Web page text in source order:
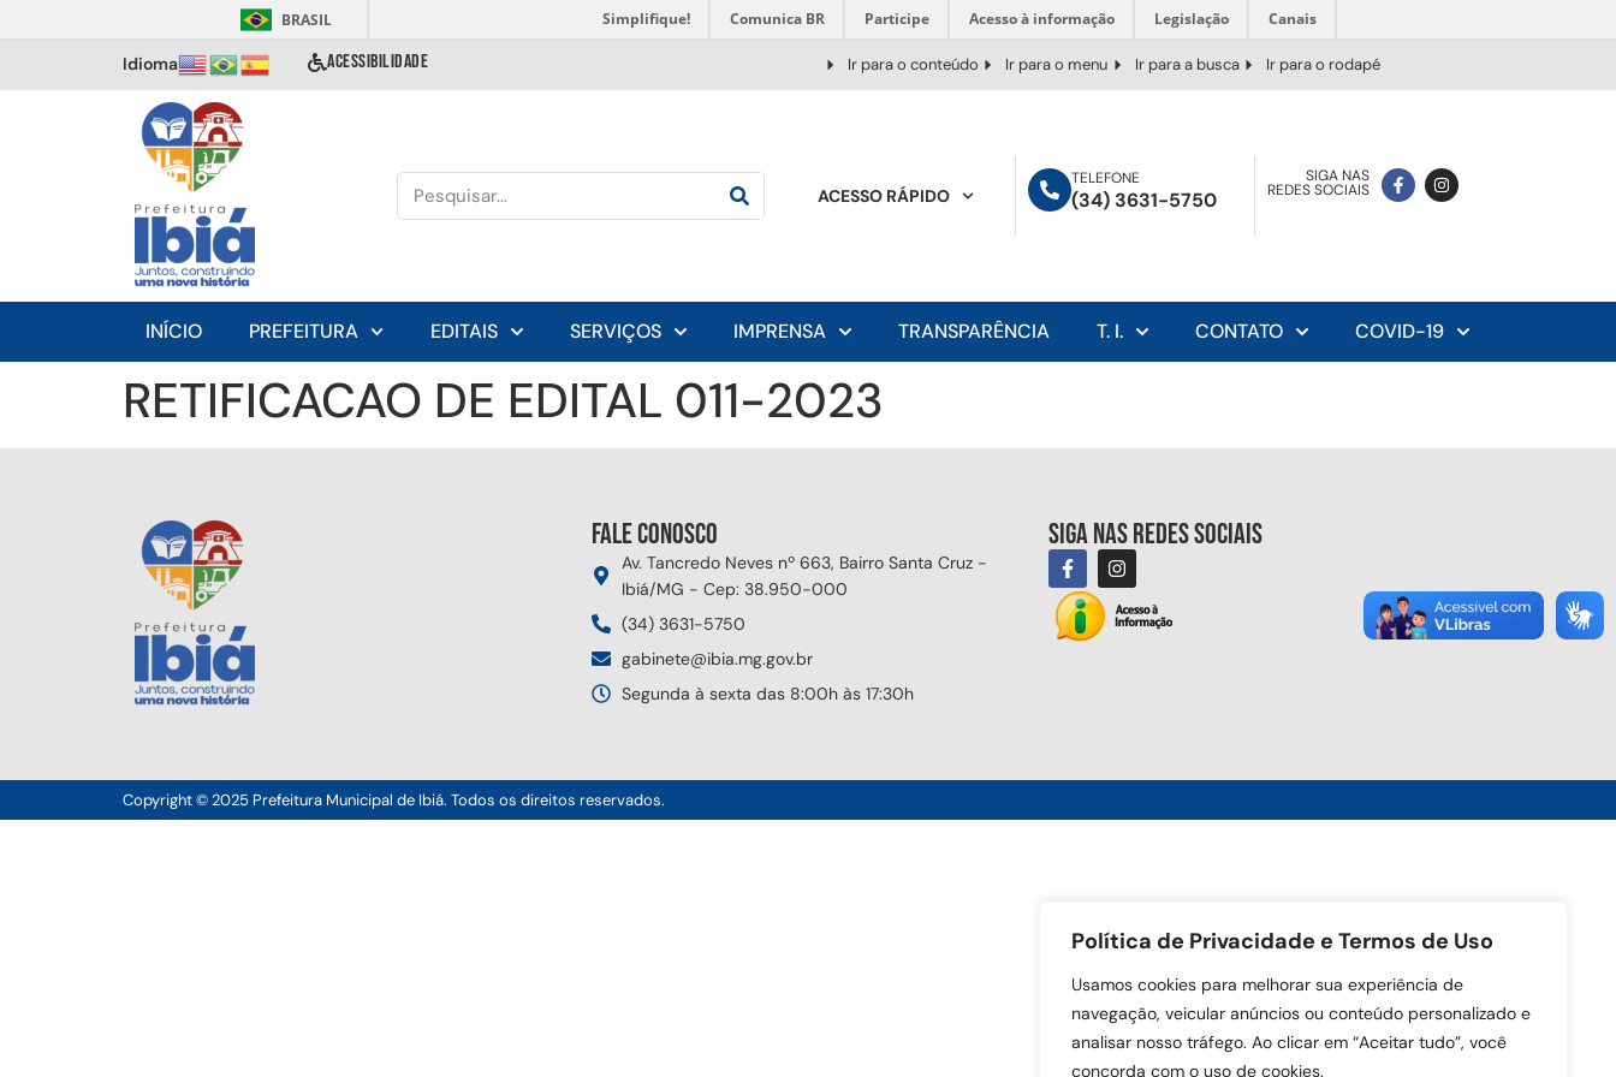
Política de Privacidade e Termos de Uso
Usamos cookies para melhorar sua experiência de
navegação, veicular anúncios ou conteúdo personalizado e
analisar nosso tráfego. Ao clicar em “Aceitar tudo”, você
concorda com o uso de cookies.
BRASIL Simplifique! Comunica BR Participe Acesso à informação Legislação Canais
Idioma ACESSIBILIDADE Ir para o conteúdo Ir para o menu Ir para a busca Ir para o rodapé
ACESSO RÁPIDO
TELEFONE
(34) 3631-5750
SIGA NAS
REDES SOCIAIS
INÍCIO PREFEITURA EDITAIS SERVIÇOS IMPRENSA TRANSPARÊNCIA T. I. CONTATO COVID-19
RETIFICACAO DE EDITAL 011-2023
Fale conosco
Av. Tancredo Neves nº 663, Bairro Santa Cruz -
Ibiá/MG - Cep: 38.950-000
(34) 3631-5750
gabinete@ibia.mg.gov.br
Segunda à sexta das 8:00h às 17:30h
Siga nas redes sociais
Copyright © 2025 Prefeitura Municipal de Ibiá. Todos os direitos reservados.